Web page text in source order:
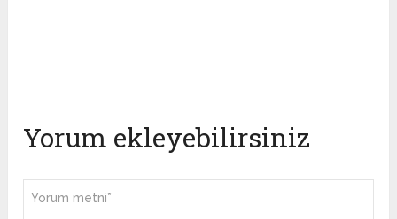
Yorum ekleyebilirsiniz